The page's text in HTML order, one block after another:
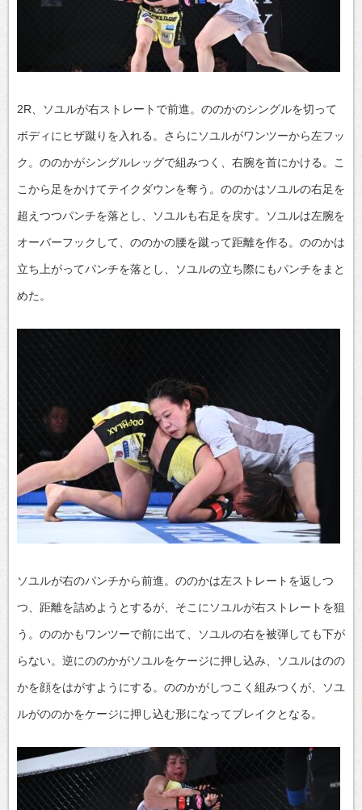
2R、ソユルが右ストレートで前進。ののかのシングルを切って
ボディにヒザ蹴りを入れる。さらにソユルがワンツーから左フッ
ク。ののかがシングルレッグで組みつく、右腕を首にかける。こ
こから足をかけてテイクダウンを奪う。ののかはソユルの右足を
超えつつパンチを落とし、ソユルも右足を戻す。ソユルは左腕を
オーバーフックして、ののかの腰を蹴って距離を作る。ののかは
立ち上がってパンチを落とし、ソユルの立ち際にもパンチをまと
めた。
ソユルが右のパンチから前進。ののかは左ストレートを返しつ
つ、距離を詰めようとするが、そこにソユルが右ストレートを狙
う。ののかもワンツーで前に出て、ソユルの右を被弾しても下が
らない。逆にののかがソユルをケージに押し込み、ソユルはのの
かを顔をはがすようにする。ののかがしつこく組みつくが、ソユ
ルがののかをケージに押し込む形になってブレイクとなる。